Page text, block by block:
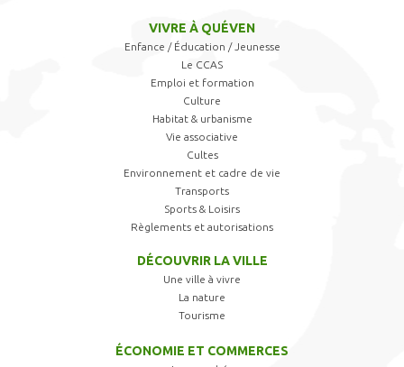
VIVRE À QUÉVEN
Enfance / Éducation / Jeunesse
Le CCAS
Emploi et formation
Culture
Habitat & urbanisme
Vie associative
Cultes
Environnement et cadre de vie
Transports
Sports & Loisirs
Règlements et autorisations
DÉCOUVRIR LA VILLE
Une ville à vivre
La nature
Tourisme
ÉCONOMIE ET COMMERCES